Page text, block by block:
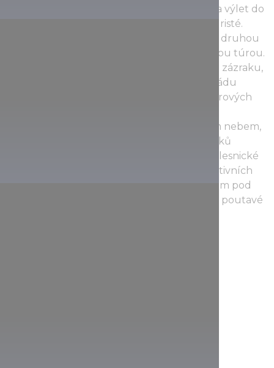
počasí to tam může mimořádně klouzat. Na výlet do
svahů by se měli vydávat pouze zkušení turisté.
Cesta zpět po proudu od jezera Felső je na druhou
stranu poměrně jednoduchou a nenáročnou túrou.
Brzy vás zavede k věhlasnému přírodnímu zázraku,
díky němuž toto údolí tak proslulo: vodopádu
Fátyol s vodou stékající kaskádovitě po sintrových
zrekonstruované Lesní muzeum pod širým nebem,
kde se dozvíte vše o práci a životě řemeslníků
obývajících les. Výstava představuje dávné lesnické
profese a řada exponátů je součástí interaktivních
výstav. Lesní skanzen (etnografické muzeum pod
širým nebem) lze navštívit zdarma a nabízí poutavé